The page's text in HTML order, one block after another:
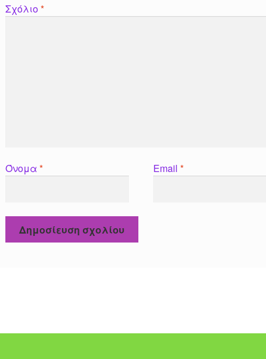
Σχόλιο*
Όνομα* Email*